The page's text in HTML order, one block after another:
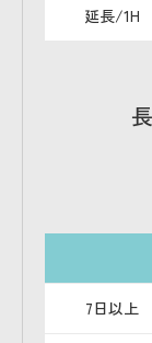
延長/1H
7日以上